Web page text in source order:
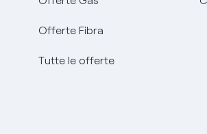
Offerte Fibra
Tutte le offerte